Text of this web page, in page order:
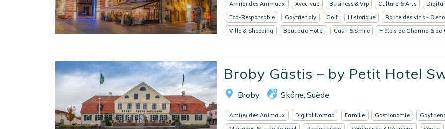
Ami(e) des Animaux Avec vue Business & Vrp Culture & Arts
Digital
Eco-Responsable
Gayfriendly Golf Historique
Route des vins -
Ville & Shopping
Boutique Hotel Cash & Smile Hôtels de Charme & de
Broby Gästis – by Petit Hotel
Broby Skåne Suède
Ami(e) des Animaux Digital Nomad Famille Gastronomie